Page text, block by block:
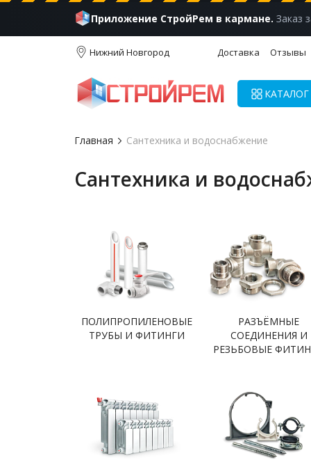
Приложение СтройРем в кармане. Заказ
Нижний Новгород Доставка Отзывы
Главная Сантехника и водоснабжение
Сантехника и
ПОЛИПРОПИЛЕНОВЫЕ
ТРУБЫ И ФИТИНГИ
РАЗЪЁМНЫЕ
СОЕДИНЕНИЯ И
РЕЗЬБОВЫЕ